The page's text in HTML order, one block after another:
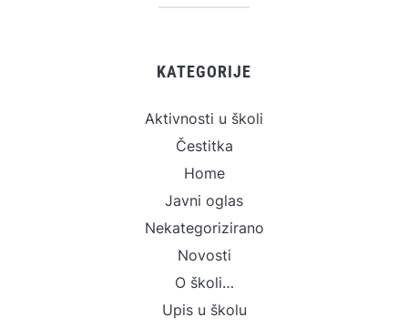
KATEGORIJE
Aktivnosti u školi
Čestitka
Home
Javni oglas
Nekategorizirano
Novosti
O školi…
Upis u školu